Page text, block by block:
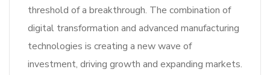
threshold of a breakthrough. The combination of
digital transformation and advanced manufacturing
technologies is creating a new wave of
investment, driving growth and expanding markets.